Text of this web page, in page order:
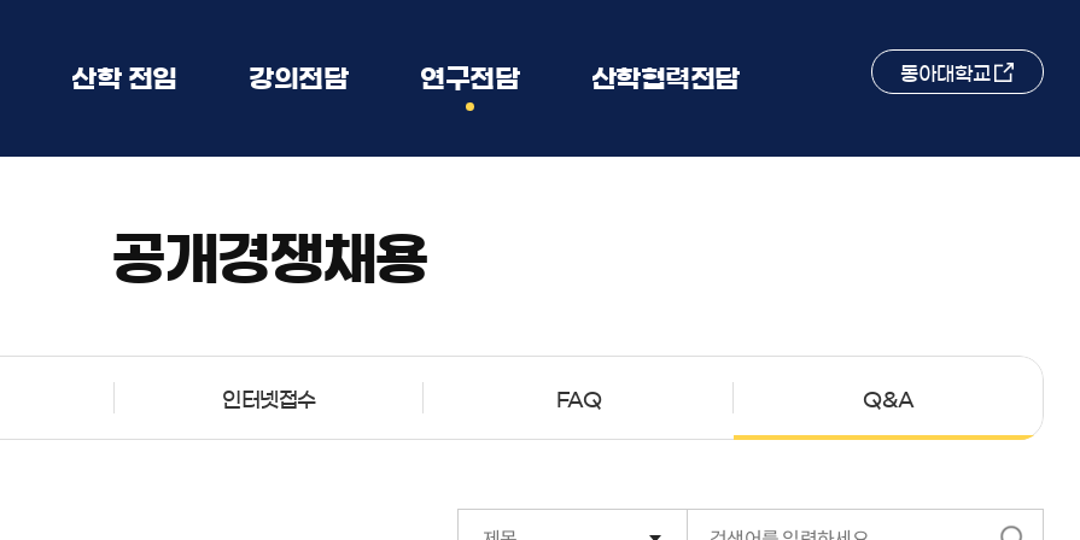
동아대학교
산학 전임 강의전담 연구전담 산학협력전담
강사/겸임/초빙
공개경쟁채용
인터넷접수 FAQ Q&A
검